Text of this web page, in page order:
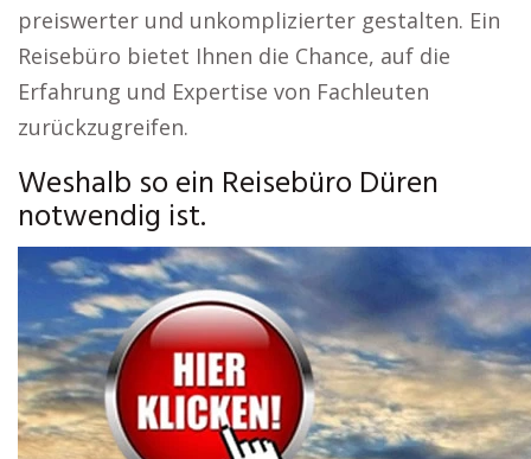
preiswerter und unkomplizierter gestalten. Ein
Reisebüro bietet Ihnen die Chance, auf die
Erfahrung und Expertise von Fachleuten
zurückzugreifen.
Weshalb so ein Reisebüro Düren
notwendig ist.